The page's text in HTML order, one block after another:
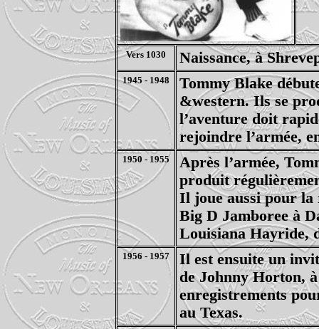
Vers 1030 Naissance, à
1945 - 1948
Tommy Blake
&western. Ils se
l’aventure doit
rejoindre l’armée,
1950 - 1955
Après l’armée,
produit
Il joue aussi pour la
Big D Jamboree à
Louisiana Hayride,
1956 - 1957
Il est ensuite un
de Johnny Horton,
enregistrements
au Texas.